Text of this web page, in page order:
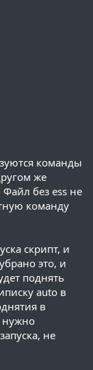
команды
же
без ess не
команду
скрипт, и
это, и
поднять
auto в
в
нужно
не